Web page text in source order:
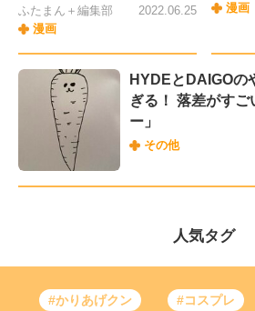
ふたまん＋編集部
漫画
2022.06.25
漫画
HYDEとDAIGOの
ぎる！ 落差がす
ー」
その他
人気タグ
#かりあげクン #コスプレ